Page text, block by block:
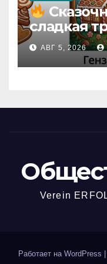
сладкая
АВГ 5, 2026
Verein
Работает на WordPress